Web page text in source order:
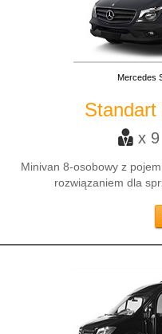
Mercedes
Standart
x 9
Minivan 8-osobowy z
rozwiązaniem dla